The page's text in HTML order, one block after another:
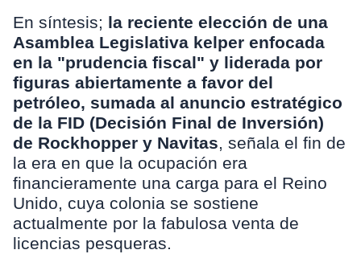
En síntesis; la reciente elección de una
Asamblea Legislativa kelper enfocada
en la "prudencia fiscal" y liderada por
figuras abiertamente a favor del
petróleo, sumada al anuncio estratégico
de la FID (Decisión Final de Inversión)
de Rockhopper y Navitas, señala el fin de
la era en que la ocupación era
financieramente una carga para el Reino
Unido, cuya colonia se sostiene
actualmente por la fabulosa venta de
licencias pesqueras.